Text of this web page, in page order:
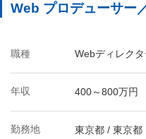
Web プロデューサー
職種 Webディレク
年収 400～800万円
勤務地 東京都 / 東京都